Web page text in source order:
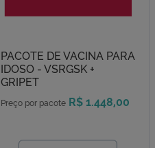
PACOTE DE VACINA PARA
IDOSO - VSRGSK +
GRIPET
Preço por pacote R$ 1.448,00